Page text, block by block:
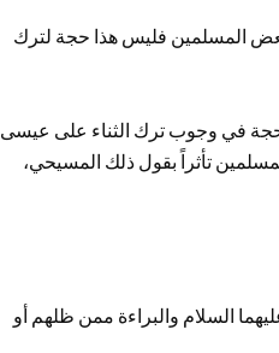
المسلمين فليس هذا حجة لترك
في وجوب ترك الثناء على عيسى
تأثراً بقول ذلك المسيحي،
السلام والبراءة ممن ظلهم أو